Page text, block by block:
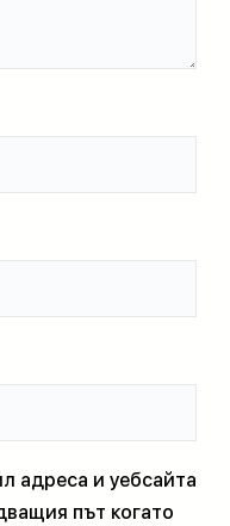
адреса и уебсайта
път когато